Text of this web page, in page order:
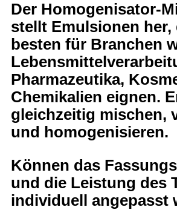
Der Homogenisator-
stellt Emulsionen her,
besten für Branchen
Pharmazeutika,
Chemikalien eignen.
gleichzeitig mischen,
und homogenisieren.
Können das
und die Leistung des
individuell angepasst